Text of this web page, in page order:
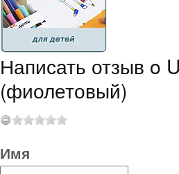
Написать отзыв o
(фиолетовый)
Имя